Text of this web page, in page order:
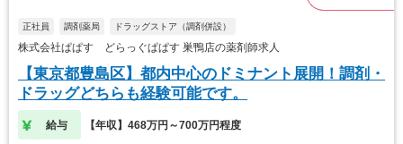
正社員 調剤薬局 ドラッグストア（調剤併設）
株式会社ぱぱす どらっぐぱぱす 巣鴨店の薬剤師求人
【東京都豊島区】都内中心のドミナント展開！調剤・
ドラッグどちらも経験可能です。
給与 【年収】468万円～700万円程度